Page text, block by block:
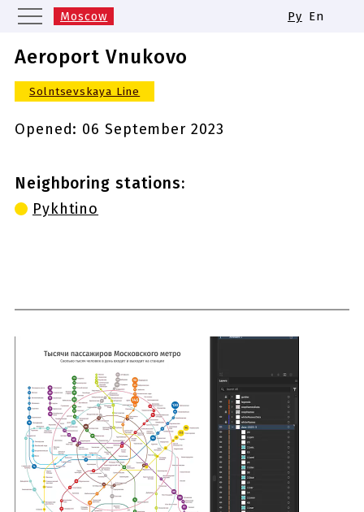
Moscow
Kazan
Nizhny Novgorod
Novosibirsk
Same names of metro stations
Ру En
Aeroport Vnukovo
Solntsevskaya Line
Opened: 06 September 2023
Neighboring stations:
Pykhtino